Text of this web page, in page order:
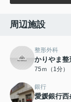
周辺施設
整形外科
かりやま整
75ｍ（1分）
銀行
愛媛銀行西